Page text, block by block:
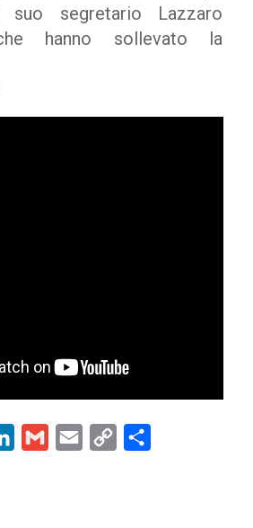
segretario Lazzaro
hanno sollevato la
LinkedInGmail Email
Copy